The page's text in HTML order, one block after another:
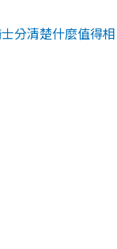
分清楚什麼值得相